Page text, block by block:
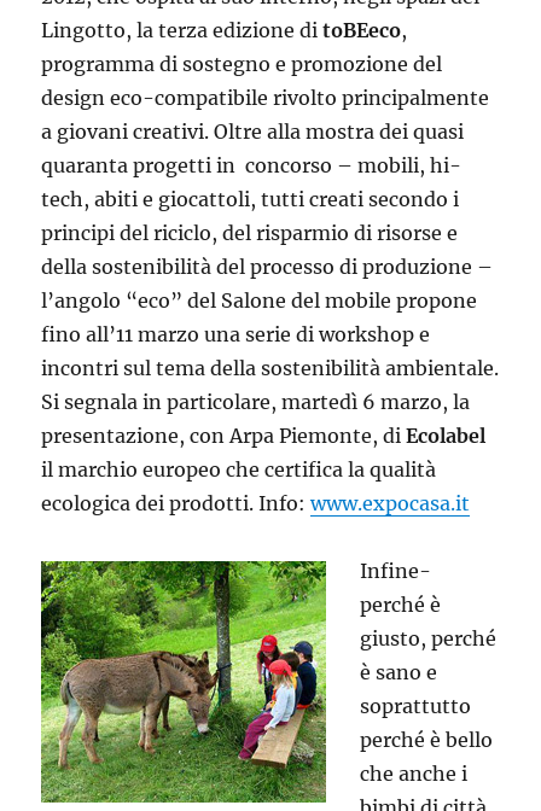
Lingotto, la terza edizione ditoBEeco,
programma di sostegno e promozione del
design eco-compatibile rivolto principalmente
a giovani creativi. Oltre alla mostra dei quasi
quaranta progetti in concorso – mobili, hi-
tech, abiti e giocattoli, tutti creati secondo i
principi del riciclo, del risparmio di risorse e
della sostenibilità del processo di produzione –
l’angolo “eco” del Salone del mobile propone
fino all’11 marzo una serie di workshop e
incontri sul tema della sostenibilità ambientale.
Si segnala in particolare, martedì 6 marzo, la
presentazione, con Arpa Piemonte, diEcolabel
il marchio europeo che certifica la qualità
ecologica dei prodotti. Info:www.expocasa.it
Infine-
perché è
giusto, perché
è sano e
soprattutto
perché è bello
che anche i